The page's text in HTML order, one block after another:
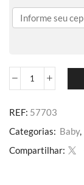
REF: 57703
Categorias: Baby,
Compartilhar: